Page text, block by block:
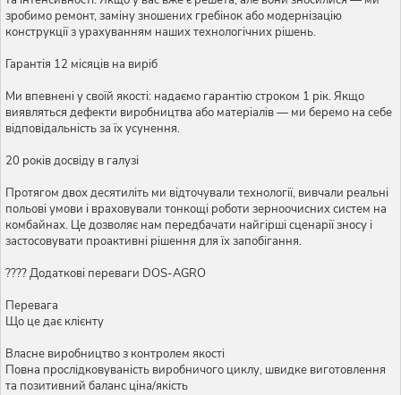
зробимо ремонт, заміну зношених гребінок або модернізацію
конструкції з урахуванням наших технологічних рішень.
Гарантія 12 місяців на виріб
Ми впевнені у своїй якості: надаємо гарантію строком 1 рік. Якщо
виявляться дефекти виробництва або матеріалів — ми беремо на себе
відповідальність за їх усунення.
20 років досвіду в галузі
Протягом двох десятиліть ми відточували технології, вивчали реальні
польові умови і враховували тонкощі роботи зерноочисних систем на
комбайнах. Це дозволяє нам передбачати найгірші сценарії зносу і
застосовувати проактивні рішення для їх запобігання.
???? Додаткові переваги DOS-AGRO
Перевага
Що це дає клієнту
Власне виробництво з контролем якості
Повна прослідковуваність виробничого циклу, швидке виготовлення
та позитивний баланс ціна/якість